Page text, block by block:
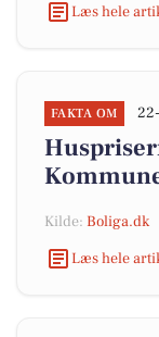
Læs hele
FAKTA OM
Kilde: Boliga.dk
Læs hele